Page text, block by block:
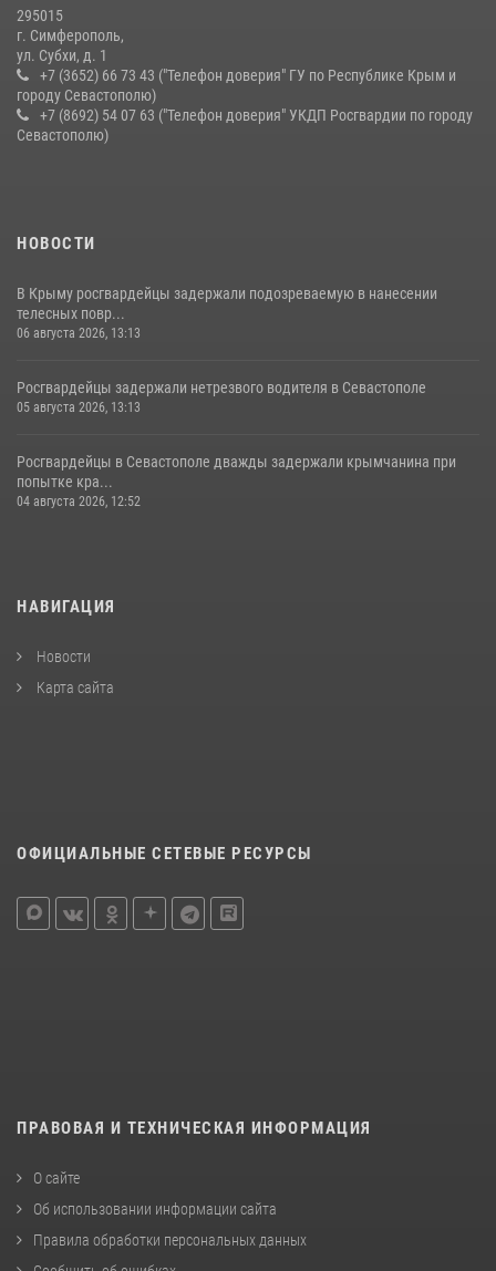
10 июля 2026, 15:10
295015
г. Симферополь,
ул. Субхи, д. 1
+7 (3652) 66 73 43 ("Телефон доверия" ГУ по Республике Крым и
городу Севастополю)
+7 (8692) 54 07 63 ("Телефон доверия" УКДП Росгвардии по городу
Севастополю)
НОВОСТИ
В Крыму росгвардейцы задержали подозреваемую в нанесении
телесных повр...
06 августа 2026, 13:13
Росгвардейцы задержали нетрезвого водителя в Севастополе
05 августа 2026, 13:13
Росгвардейцы в Севастополе дважды задержали крымчанина при
попытке кра...
04 августа 2026, 12:52
НАВИГАЦИЯ
Новости
Карта сайта
ОФИЦИАЛЬНЫЕ СЕТЕВЫЕ РЕСУРСЫ
ПРАВОВАЯ И ТЕХНИЧЕСКАЯ ИНФОРМАЦИЯ
О сайте
Об использовании информации сайта
Правила обработки персональных данных